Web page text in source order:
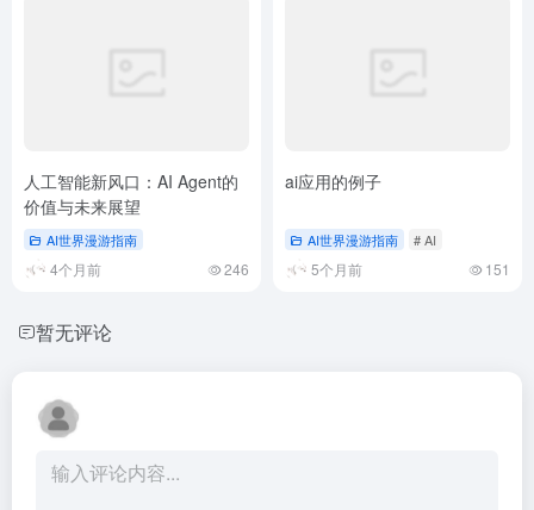
人工智能新风口：AI Agent的
价值与未来展望
AI世界漫游指南
4个月前 246
ai应用的例子
AI世界漫游指南 # AI
5个月前 151
暂无评论